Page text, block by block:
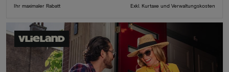
Ihr maximaler Rabatt Exkl. Kurtaxe und Verwaltungskosten
Vlieland